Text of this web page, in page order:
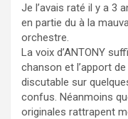
Je l’avais raté il y a 3
en partie du à la
orchestre.
La voix d’ANTONY
chanson et l’apport
discutable sur
confus. Néanmoins
originales rattrapent